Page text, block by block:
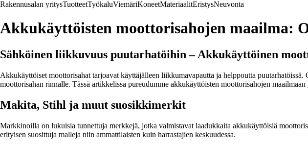
Rakennusalan yritysTuotteetTyökaluViemäriKoneetMateriaalitEristysNeuvonta
Akkukäyttöisten moottorisahojen maailma:
Sähköinen liikkuvuus puutarhatöihin – Akkukäyttöinen
Akkukäyttöiset moottorisahat tarjoavat käyttäjälleen liikkumavapautta ja helppoutta
moottorisahan rinnalle. Tässä artikkelissa pureudumme akkukäyttöisten moottorisahojen
Makita, Stihl ja muut suosikkimerkit
Markkinoilla on lukuisia tunnettuja merkkejä, jotka valmistavat laadukkaita akkukäyttöisiä
erityisen suosittuja malleja niin ammattilaisten kuin harrastajien keskuudessa.